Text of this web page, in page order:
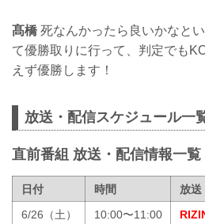
髙橋 死なんかったら良いかなと
て優勝取りに行って、判定でも
えず優勝します！
放送・配信スケジュール一
直前番組 放送・配信情報一覧
日付 時間 放送
6/26（土）
10:00〜11:00